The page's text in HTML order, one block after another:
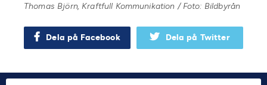
Thomas Björn, Kraftfull Kommunikation / Foto: Bildbyrån
Dela på Facebook Dela på Twitter